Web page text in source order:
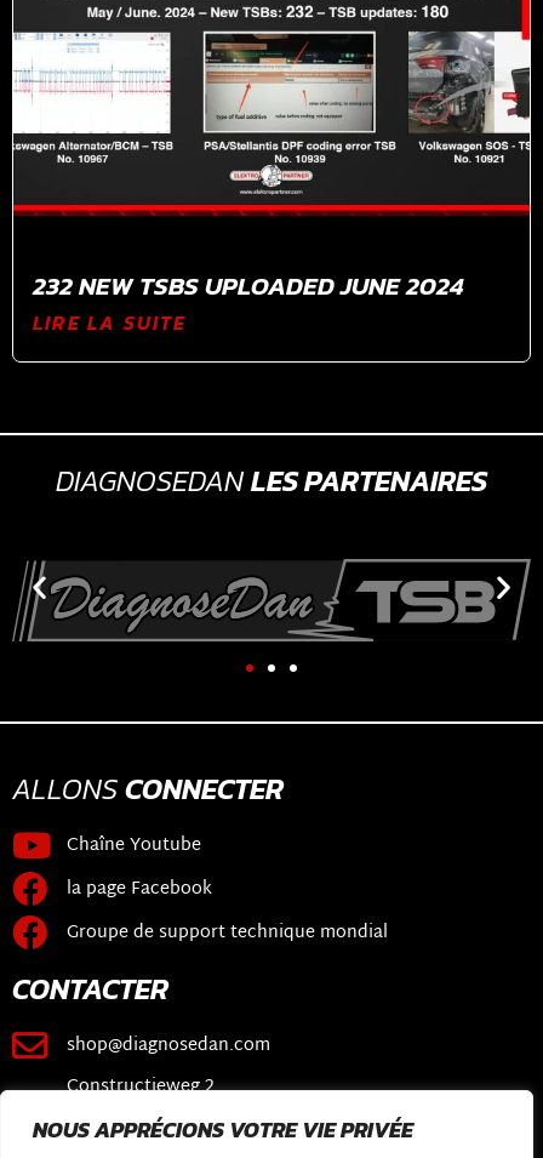
NOUS APPRÉCIONS VOTRE VIE PRIVÉE
232 NEW TSBS UPLOADED JUNE 2024
LIRE LA SUITE
DIAGNOSEDANLES PARTENAIRES
ALLONSCONNECTER
Chaîne Youtube
la page Facebook
Groupe de support technique mondial
CONTACTER
shop@diagnosedan.com
Constructieweg 2
3641 SB Mijdrecht